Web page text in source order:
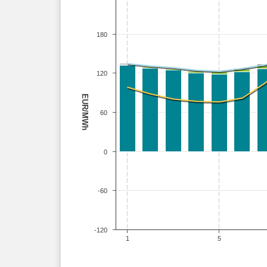
EUR/MWh
1 5
-120
-60
0
60
120
180